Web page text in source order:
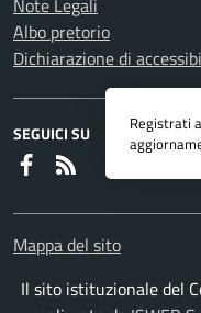
Registrati
Note Legali
Albo pretorio
Dichiarazione di
SEGUICI SU
Faceboook
Mappa del sito
Il sito istituzionale del